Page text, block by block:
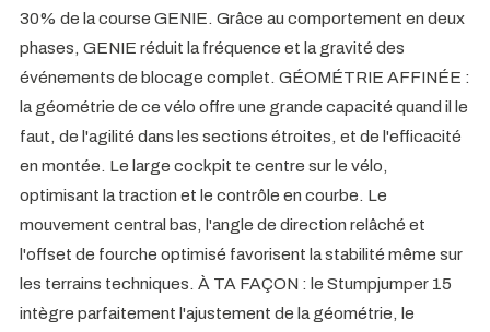
30% de la course GENIE. Grâce au comportement en deux
phases, GENIE réduit la fréquence et la gravité des
événements de blocage complet. GÉOMÉTRIE AFFINÉE :
la géométrie de ce vélo offre une grande capacité quand il le
faut, de l'agilité dans les sections étroites, et de l'efficacité
en montée. Le large cockpit te centre sur le vélo,
optimisant la traction et le contrôle en courbe. Le
mouvement central bas, l'angle de direction relâché et
l'offset de fourche optimisé favorisent la stabilité même sur
les terrains techniques. À TA FAÇON : le Stumpjumper 15
intègre parfaitement l'ajustement de la géométrie, le